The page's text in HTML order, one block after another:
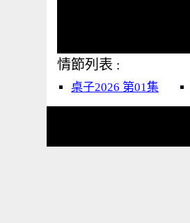
情節列表 :
桌子2026 第01集